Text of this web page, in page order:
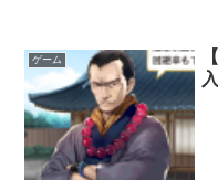
ゲーム